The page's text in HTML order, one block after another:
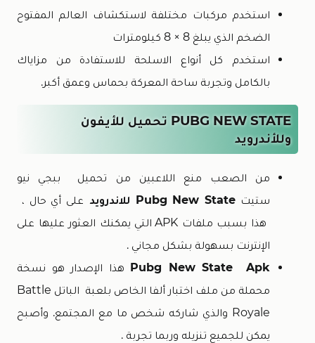
استخدم مركبات مختلفة لاستكشاف العالم المفتوح
الضخم الذي يبلغ 8 × 8 كيلومترات
استخدم كل أنواع الاسلحة للاستفادة من مزاياك
بالكامل وتجربة ساحة المعركة بحماس وعمق أكبر.
PUBG NEW STATE تحميل للأيفون
وللأندرويد
من الصعب منع اللاعبين من تحميل ببجي نيو
ستيت Pubg New State للاندرويد
على أي حال ،
هذا بسبب ملفات APK التي يمكنك العثور عليها على
الإنترنت بسهولة بشكل مجاني .
Pubg New State Apk
هذا الإصدار هو نسخة
محملة من ملف اختبار ألفا الخاص بلعبة الباتل Battle
Royale والذي شاركه شخص ما مع المجتمع. وأصبح
يمكن للجميع تنزيله وربما تجربة .